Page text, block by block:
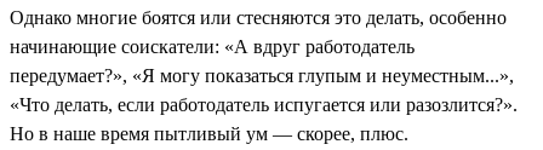
Однако многие боятся или стесняются это делать, особенно
начинающие соискатели: «А вдруг работодатель
передумает?», «Я могу показаться глупым и неуместным...»,
«Что делать, если работодатель испугается или разозлится?».
Но в наше время пытливый ум — скорее, плюс.